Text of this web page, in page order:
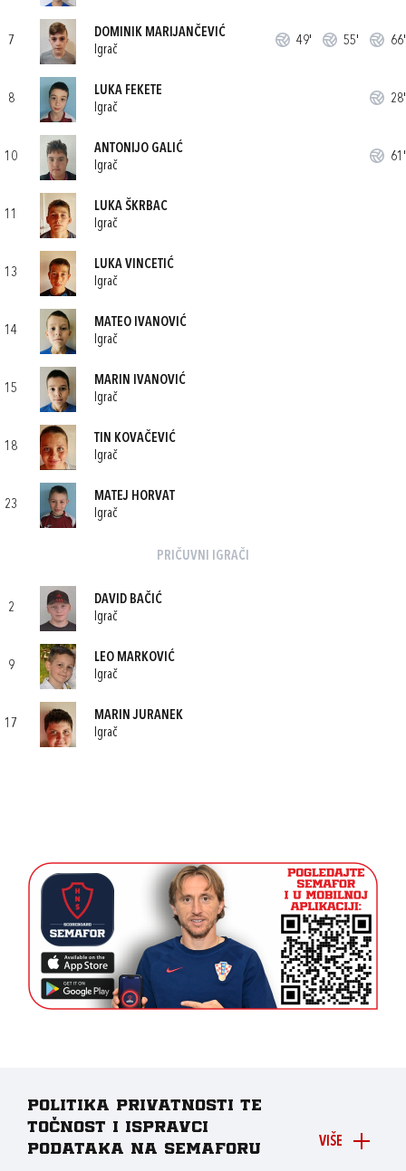
7
DOMINIK MARIJANČEVIĆ
Igrač
49' 55' 66'
8
LUKA FEKETE
Igrač
28'
10
ANTONIJO GALIĆ
Igrač
61'
11
LUKA ŠKRBAC
Igrač
13
LUKA VINCETIĆ
Igrač
14
MATEO IVANOVIĆ
Igrač
15
MARIN IVANOVIĆ
Igrač
18
TIN KOVAČEVIĆ
Igrač
23
MATEJ HORVAT
Igrač
PRIČUVNI IGRAČI
2
DAVID BAČIĆ
Igrač
9
LEO MARKOVIĆ
Igrač
17
MARIN JURANEK
Igrač
VIŠE
Politika privatnosti te
točnost i ispravci
podataka na Semaforu